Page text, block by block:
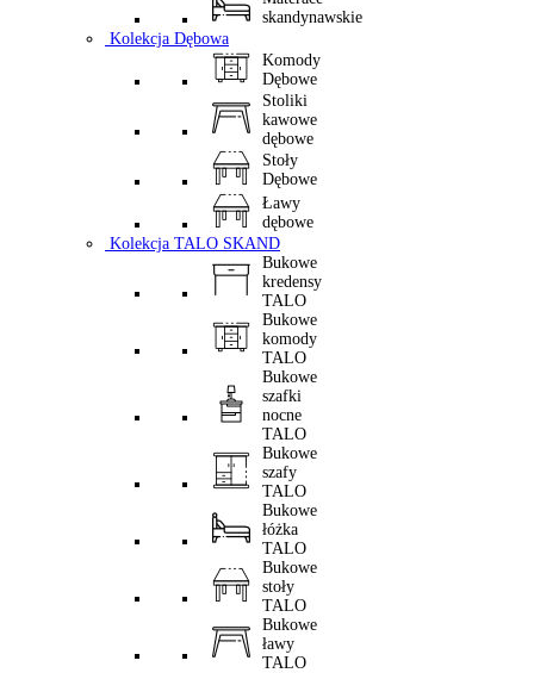
skandynawskie
Kolekcja Dębowa
Komody
Dębowe
Stoliki
kawowe
dębowe
Stoły
Dębowe
Ławy
dębowe
Kolekcja TALO SKAND
Bukowe
kredensy
TALO
Bukowe
komody
TALO
Bukowe
szafki
nocne
TALO
Bukowe
szafy
TALO
Bukowe
łóżka
TALO
Bukowe
stoły
TALO
Bukowe
ławy
TALO